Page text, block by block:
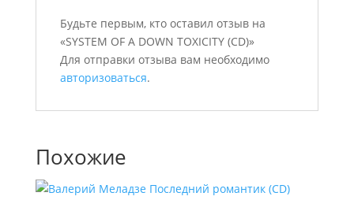
Будьте первым, кто оставил отзыв на
«SYSTEM OF A DOWN TOXICITY (CD)»
Для отправки отзыва вам необходимо
авторизоваться.
Похожие